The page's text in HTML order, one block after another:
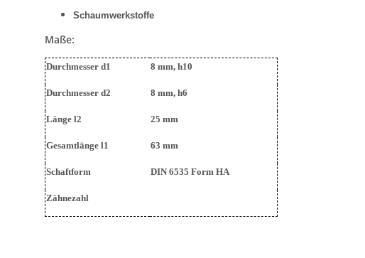
Schaumwerkstoffe
Maße:
Durchmesser d1 8 mm, h10
Durchmesser d2 8 mm, h6
Länge l2 25 mm
Gesamtlänge l1 63 mm
Schaftform DIN 6535 Form HA
Zähnezahl